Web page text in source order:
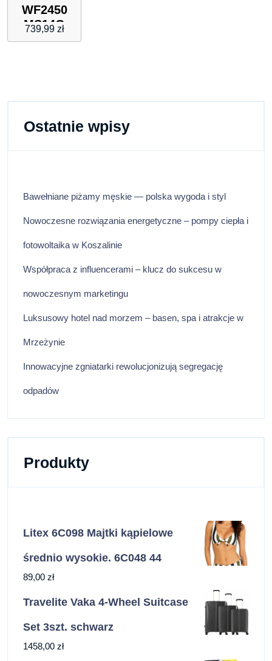
WF2450
MS14G
Brązowy
739,99 zł
Ostatnie wpisy
Bawełniane piżamy męskie — polska wygoda i styl
Nowoczesne rozwiązania energetyczne – pompy ciepła i
fotowoltaika w Koszalinie
Współpraca z influencerami – klucz do sukcesu w
nowoczesnym marketingu
Luksusowy hotel nad morzem – basen, spa i atrakcje w
Mrzeżynie
Innowacyjne zgniatarki rewolucjonizują segregację
odpadów
Produkty
Litex 6C098 Majtki kąpielowe
średnio wysokie. 6C048 44
89,00 zł
Travelite Vaka 4-Wheel Suitcase
Set 3szt. schwarz
1458,00 zł